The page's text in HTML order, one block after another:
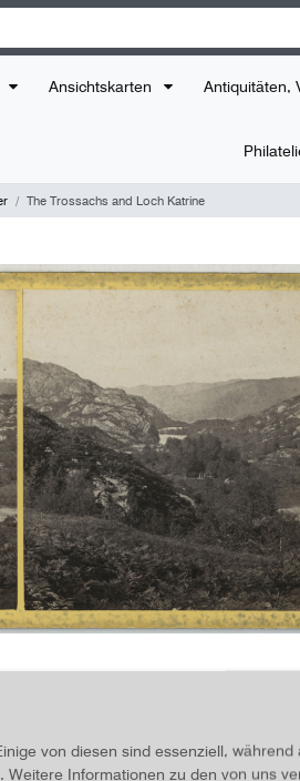
Ansichtskarten Antiquitäten,
The Trossachs and Loch Katrine
von diesen sind essenziell,
Informationen zu den von uns